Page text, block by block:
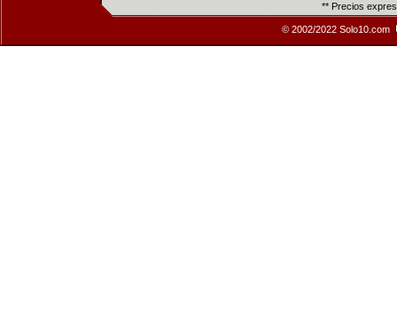
** Precios
© 2002/2022 Solo10.com